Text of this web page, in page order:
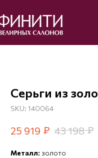
Серьги из
SKU: 140064
25 919 ₽ 43 198 ₽
Металл: золото